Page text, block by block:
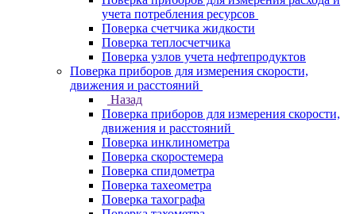
учета потребления ресурсов
Поверка счетчика жидкости
Поверка теплосчетчика
Поверка узлов учета нефтепродуктов
Поверка приборов для измерения скорости,
движения и расстояний
Назад
Поверка приборов для измерения скорости,
движения и расстояний
Поверка инклинометра
Поверка скоростемера
Поверка спидометра
Поверка тахеометра
Поверка тахографа